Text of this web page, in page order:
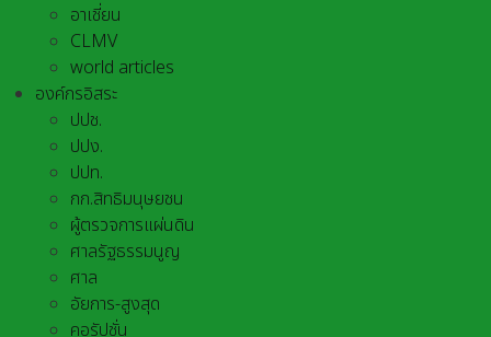
อาเชี่ยน
CLMV
world articles
องค์กรอิสระ
ปปช.
ปปง.
ปปท.
กก.สิทธิมนุษยชน
ผู้ตรวจการแผ่นดิน
ศาลรัฐธรรมนูญ
ศาล
อัยการ-สูงสุด
คอรัปชั่น